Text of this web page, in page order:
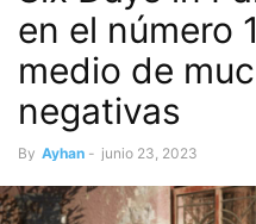
en el número
medio de
negativas
By Ayhan - junio 23, 2023